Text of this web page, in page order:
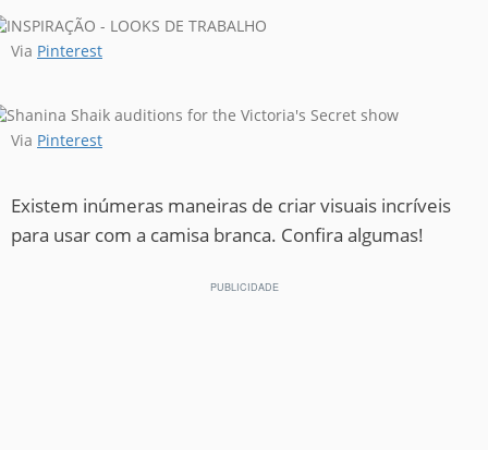
Via Pinterest
Via Pinterest
Existem inúmeras maneiras de criar visuais incríveis
para usar com a camisa branca. Confira algumas!